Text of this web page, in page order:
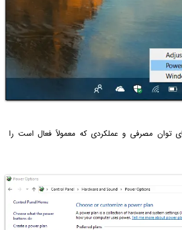
توان مصرفی و عملکردی که معمولاً فعال است را